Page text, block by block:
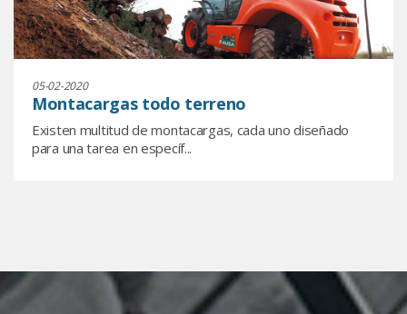
05-02-2020
Montacargas todo terreno
Existen multitud de montacargas, cada uno diseñado
para una tarea en específ...